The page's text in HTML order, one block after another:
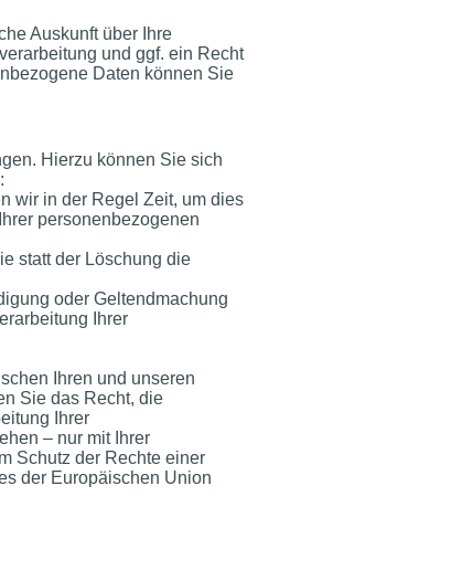
Auskunft über Ihre
und ggf. ein Recht
Daten können Sie
Hierzu können Sie sich
wir in der Regel Zeit, um dies
personenbezogenen
statt der Löschung die
oder Geltendmachung
Ihrer
Ihren und unseren
Sie das Recht, die
Ihrer
– nur mit Ihrer
Schutz der Rechte einer
der Europäischen Union